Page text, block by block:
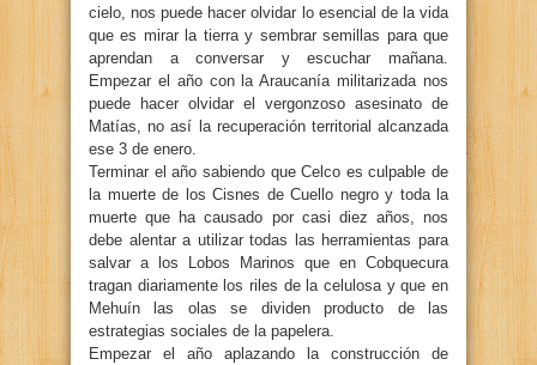
cielo, nos puede hacer olvidar lo esencial de la vida
que es mirar la tierra y sembrar semillas para que
aprendan a conversar y escuchar mañana.
Empezar el año con la Araucanía militarizada nos
puede hacer olvidar el vergonzoso asesinato de
Matías, no así la recuperación territorial alcanzada
ese 3 de enero.
Terminar el año sabiendo que Celco es culpable de
la muerte de los Cisnes de Cuello negro y toda la
muerte que ha causado por casi diez años, nos
debe alentar a utilizar todas las herramientas para
salvar a los Lobos Marinos que en Cobquecura
tragan diariamente los riles de la celulosa y que en
Mehuín las olas se dividen producto de las
estrategias sociales de la papelera.
Empezar el año aplazando la construcción de